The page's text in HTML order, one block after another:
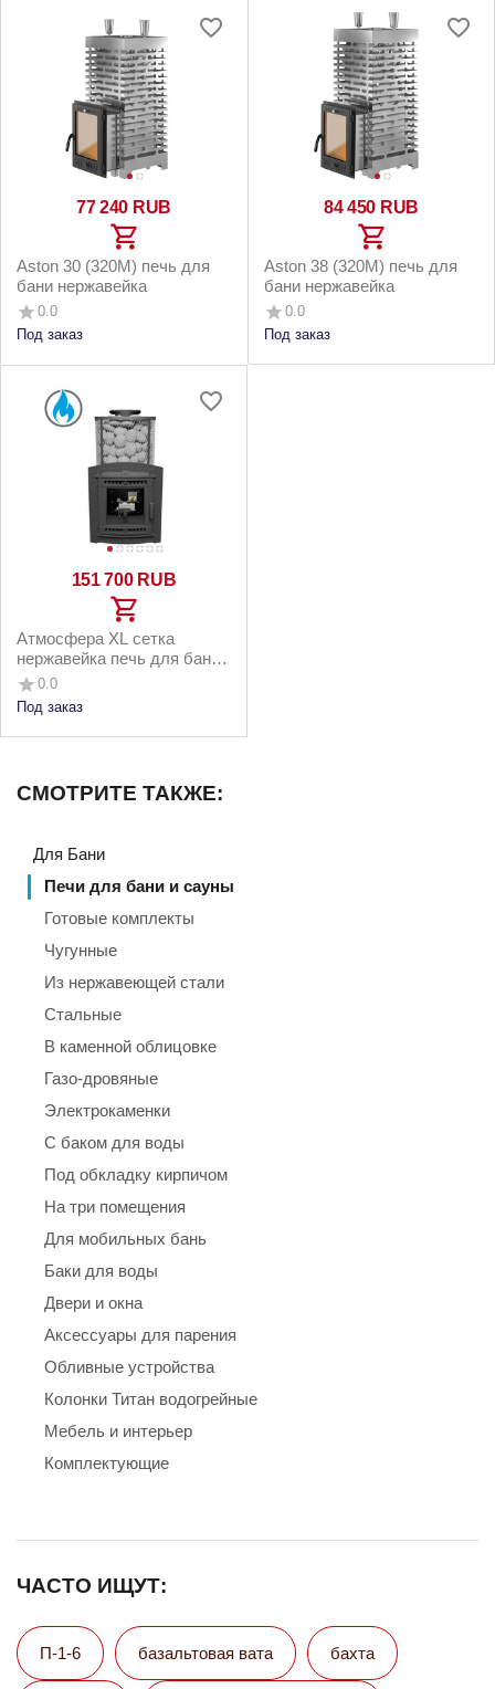
77 240 RUB
Aston 30 (320М) печь для
бани нержавейка
0.0
Под заказ
84 450 RUB
Aston 38 (320M) печь для
бани нержавейка
0.0
Под заказ
151 700 RUB
Атмосфера XL сетка
нержавейка печь для бани
чугунная с газовой горелкой
0.0
Под заказ
СМОТРИТЕ ТАКЖЕ:
Для Бани
Печи для бани и сауны
Готовые комплекты
Чугунные
Из нержавеющей стали
Стальные
В каменной облицовке
Газо-дровяные
Электрокаменки
С баком для воды
Под обкладку кирпичом
На три помещения
Для мобильных бань
Баки для воды
Двери и окна
Аксессуары для парения
Обливные устройства
Колонки Титан водогрейные
Мебель и интерьер
Комплектующие
ЧАСТО ИЩУТ:
П-1-6 базальтовая вата бахта